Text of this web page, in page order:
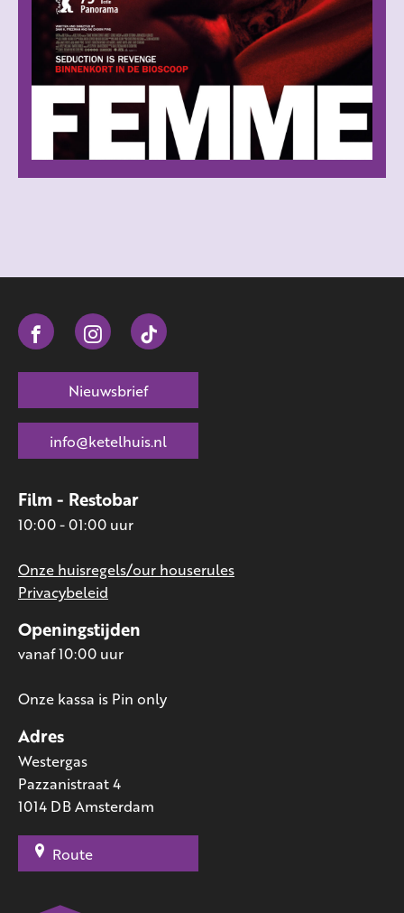
Adres
Westergas
Pazzanistraat 4
1014 DB Amsterdam
Route
Openingstijden
vanaf 10:00 uur
Onze kassa is Pin only
Film - Restobar
10:00 - 01:00 uur
Onze huisregels/our houserules
Privacybeleid
Nieuwsbrief
info@ketelhuis.nl